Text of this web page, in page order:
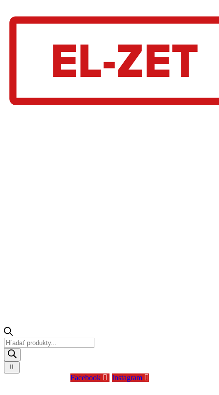
Products
search
Facebook Instagram